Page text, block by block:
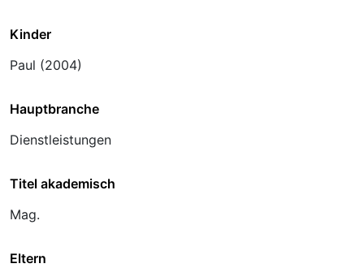
Kinder
Paul (2004)
Hauptbranche
Dienstleistungen
Titel akademisch
Mag.
Eltern